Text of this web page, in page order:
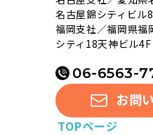
名古屋錦シティビル
福岡支社／福岡県
シティ18天神ビル4F
06-6563-
お問
TOPページ